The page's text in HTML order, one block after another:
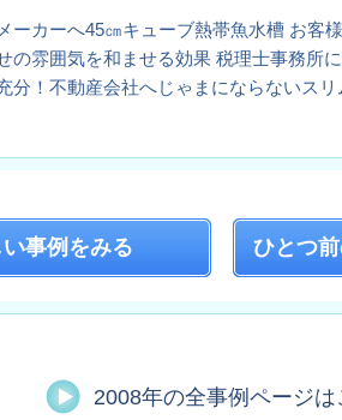
ーカーへ45㎝キューブ熱帯魚水槽 お客
の雰囲気を和ませる効果 税理士事務所
分！不動産会社へじゃまにならないス
事例をみる ひとつ
2008年の全事例ページは